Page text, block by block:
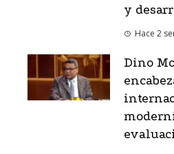
y
Hace 2
Dino